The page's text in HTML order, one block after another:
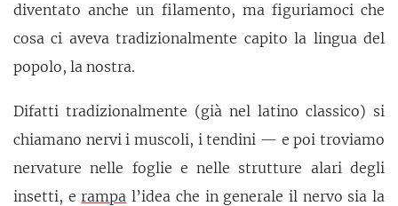
diventato anche un filamento, ma figuriamoci che
cosa ci aveva tradizionalmente capito la lingua del
popolo, la nostra.
Difatti tradizionalmente (già nel latino classico) si
chiamano nervi i muscoli, i tendini — e poi troviamo
nervature nelle foglie e nelle strutture alari degli
insetti, e rampa l’idea che in generale il nervo sia la